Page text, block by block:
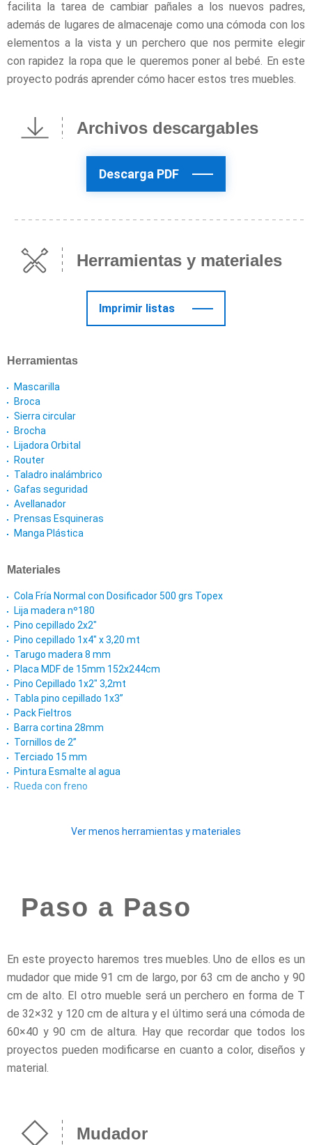
facilita la tarea de cambiar pañales a los nuevos padres,
además de lugares de almacenaje como una cómoda con los
elementos a la vista y un perchero que nos permite elegir
con rapidez la ropa que le queremos poner al bebé. En este
proyecto podrás aprender cómo hacer estos tres muebles.
Archivos descargables
Descarga PDF
Herramientas y materiales
Imprimir listas
Herramientas
Mascarilla
Broca
Sierra circular
Brocha
Lijadora Orbital
Router
Taladro inalámbrico
Gafas seguridad
Avellanador
Prensas Esquineras
Manga Plástica
Materiales
Cola Fría Normal con Dosificador 500 grs Topex
Lija madera nº180
Pino cepillado 2x2"
Pino cepillado 1x4" x 3,20 mt
Tarugo madera 8 mm
Placa MDF de 15mm 152x244cm
Pino Cepillado 1x2" 3,2mt
Tabla pino cepillado 1x3”
Pack Fieltros
Barra cortina 28mm
Tornillos de 2”
Terciado 15 mm
Pintura Esmalte al agua
Rueda con freno
Ver menos herramientas y materiales
Paso a Paso
En este proyecto haremos tres muebles. Uno de ellos es un
mudador que mide 91 cm de largo, por 63 cm de ancho y 90
cm de alto. El otro mueble será un perchero en forma de T
de 32×32 y 120 cm de altura y el último será una cómoda de
60×40 y 90 cm de altura. Hay que recordar que todos los
proyectos pueden modificarse en cuanto a color, diseños y
material.
Mudador